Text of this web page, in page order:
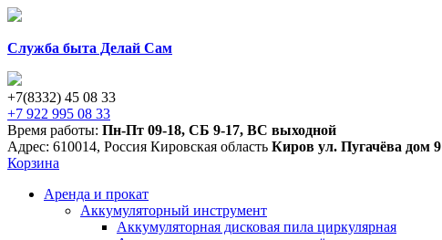
Служба быта Делай Сам
+7(8332) 45 08 33
+7 922 995 08 33
Время работы: Пн-Пт 09-18, СБ 9-17, ВС выходной
Адрес: 610014, Россия Кировская область Киров ул. Пугачёва дом 9
Корзина
Аренда и прокат
Аккумуляторный инструмент
Аккумуляторная дисковая пила циркулярная